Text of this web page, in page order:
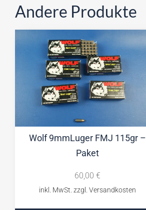
Andere Produkte
Wolf 9mmLuger FMJ 115gr –
Paket
60,00 €